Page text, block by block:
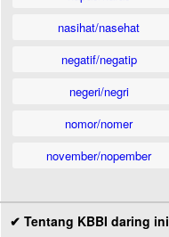
nasihat/nasehat
negatif/negatip
negeri/negri
nomor/nomer
november/nopember
✔ Tentang KBBI daring ini